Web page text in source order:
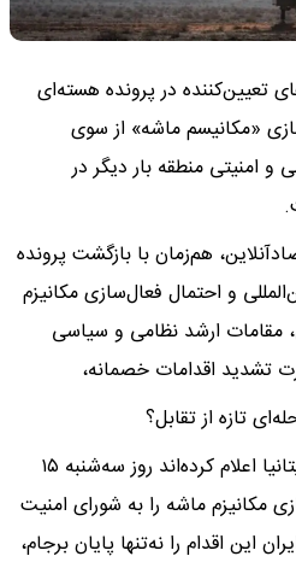
تعیین‌کننده در پرونده هسته‌ای
«مکانیسم ماشه» از سوی
و امنیتی منطقه بار دیگر در
هم‌زمان با بازگشت پرونده
و احتمال فعال‌سازی مکانیزم
مقامات ارشد نظامی و سیاسی
تشدید اقدامات خصمانه،
تازه از تقابل؟
در حالی که آلمان، فرانسه و بریتانیا اعلام کرده‌اند روز سه‌شنبه ۱۵
مکانیزم ماشه را به شورای امنیت
این اقدام را نه‌تنها پایان برجام،